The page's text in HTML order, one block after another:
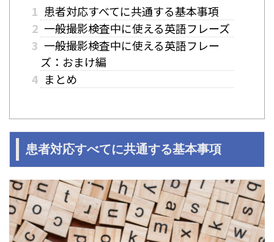
1 患者対応すべてに共通する基本事項
2 一般撮影検査中に使える英語フレーズ
3 一般撮影検査中に使える英語フレー
ズ：おまけ編
4 まとめ
患者対応すべてに共通する基本事項